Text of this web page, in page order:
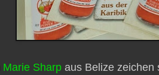
Marie Sharp aus Belize zeichen